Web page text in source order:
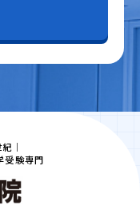
｜
受験専門